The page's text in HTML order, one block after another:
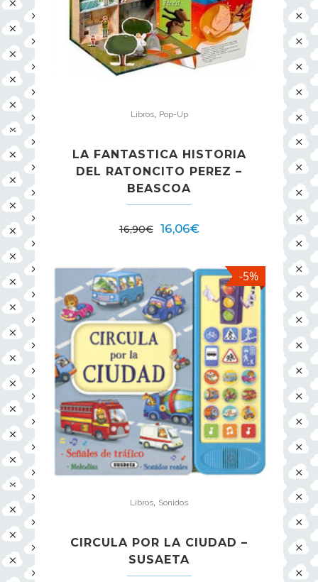
Libros, Pop-Up
LA FANTASTICA HISTORIA
DEL RATONCITO PEREZ –
BEASCOA
16,90€ 16,06€
-5%
Libros Sonidos
CIRCULA POR LA CIUDAD –
SUSAETA